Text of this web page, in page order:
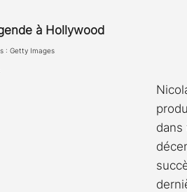
à Hollywood
: Getty Images
dans